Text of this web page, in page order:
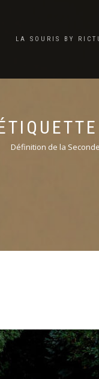
LA SOURIS BY
Définition de la